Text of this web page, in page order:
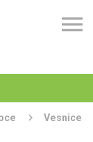

Vesnice